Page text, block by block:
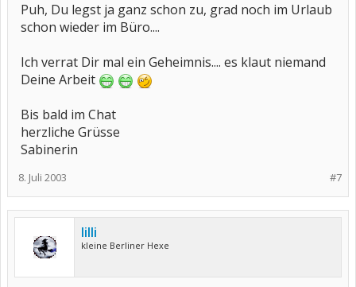
Puh, Du legst ja ganz schon zu, grad noch im Urlaub
schon wieder im Büro....
Ich verrat Dir mal ein Geheimnis.... es klaut niemand
Deine Arbeit
Bis bald im Chat
herzliche Grüsse
Sabinerin
#7
8. Juli 2003
lilli
kleine Berliner Hexe